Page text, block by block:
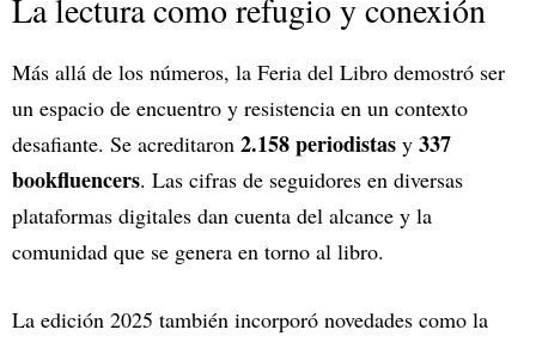
La lectura como refugio y conexión
Más allá de los números, la Feria del Libro demostró ser
un espacio de encuentro y resistencia en un contexto
desafiante. Se acreditaron 2.158 periodistas y 337
bookfluencers. Las cifras de seguidores en diversas
plataformas digitales dan cuenta del alcance y la
comunidad que se genera en torno al libro.
La edición 2025 también incorporó novedades como la